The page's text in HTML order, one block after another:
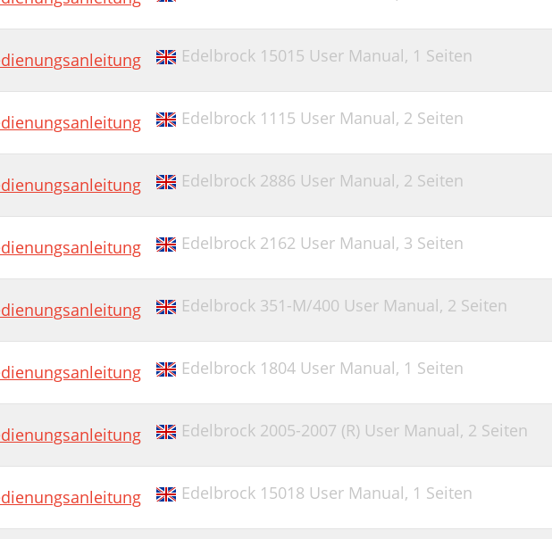
Edelbrock 15015 User Manual, 1 Seiten
Edelbrock 1115 User Manual, 2 Seiten
Edelbrock 2886 User Manual, 2 Seiten
Edelbrock 2162 User Manual, 3 Seiten
Edelbrock 351-M/400 User Manual, 2 Seiten
Edelbrock 1804 User Manual, 1 Seiten
Edelbrock 2005-2007 (R) User Manual, 2 Seiten
Edelbrock 15018 User Manual, 1 Seiten